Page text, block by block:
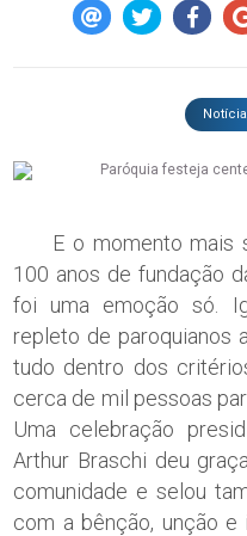
E o momento mais
100 anos de fundação
foi uma emoção só.
repleto de paroquianos
tudo dentro dos
cerca de mil pessoas
Uma celebração
Arthur Braschi deu
comunidade e selou
com a bênção, unção e